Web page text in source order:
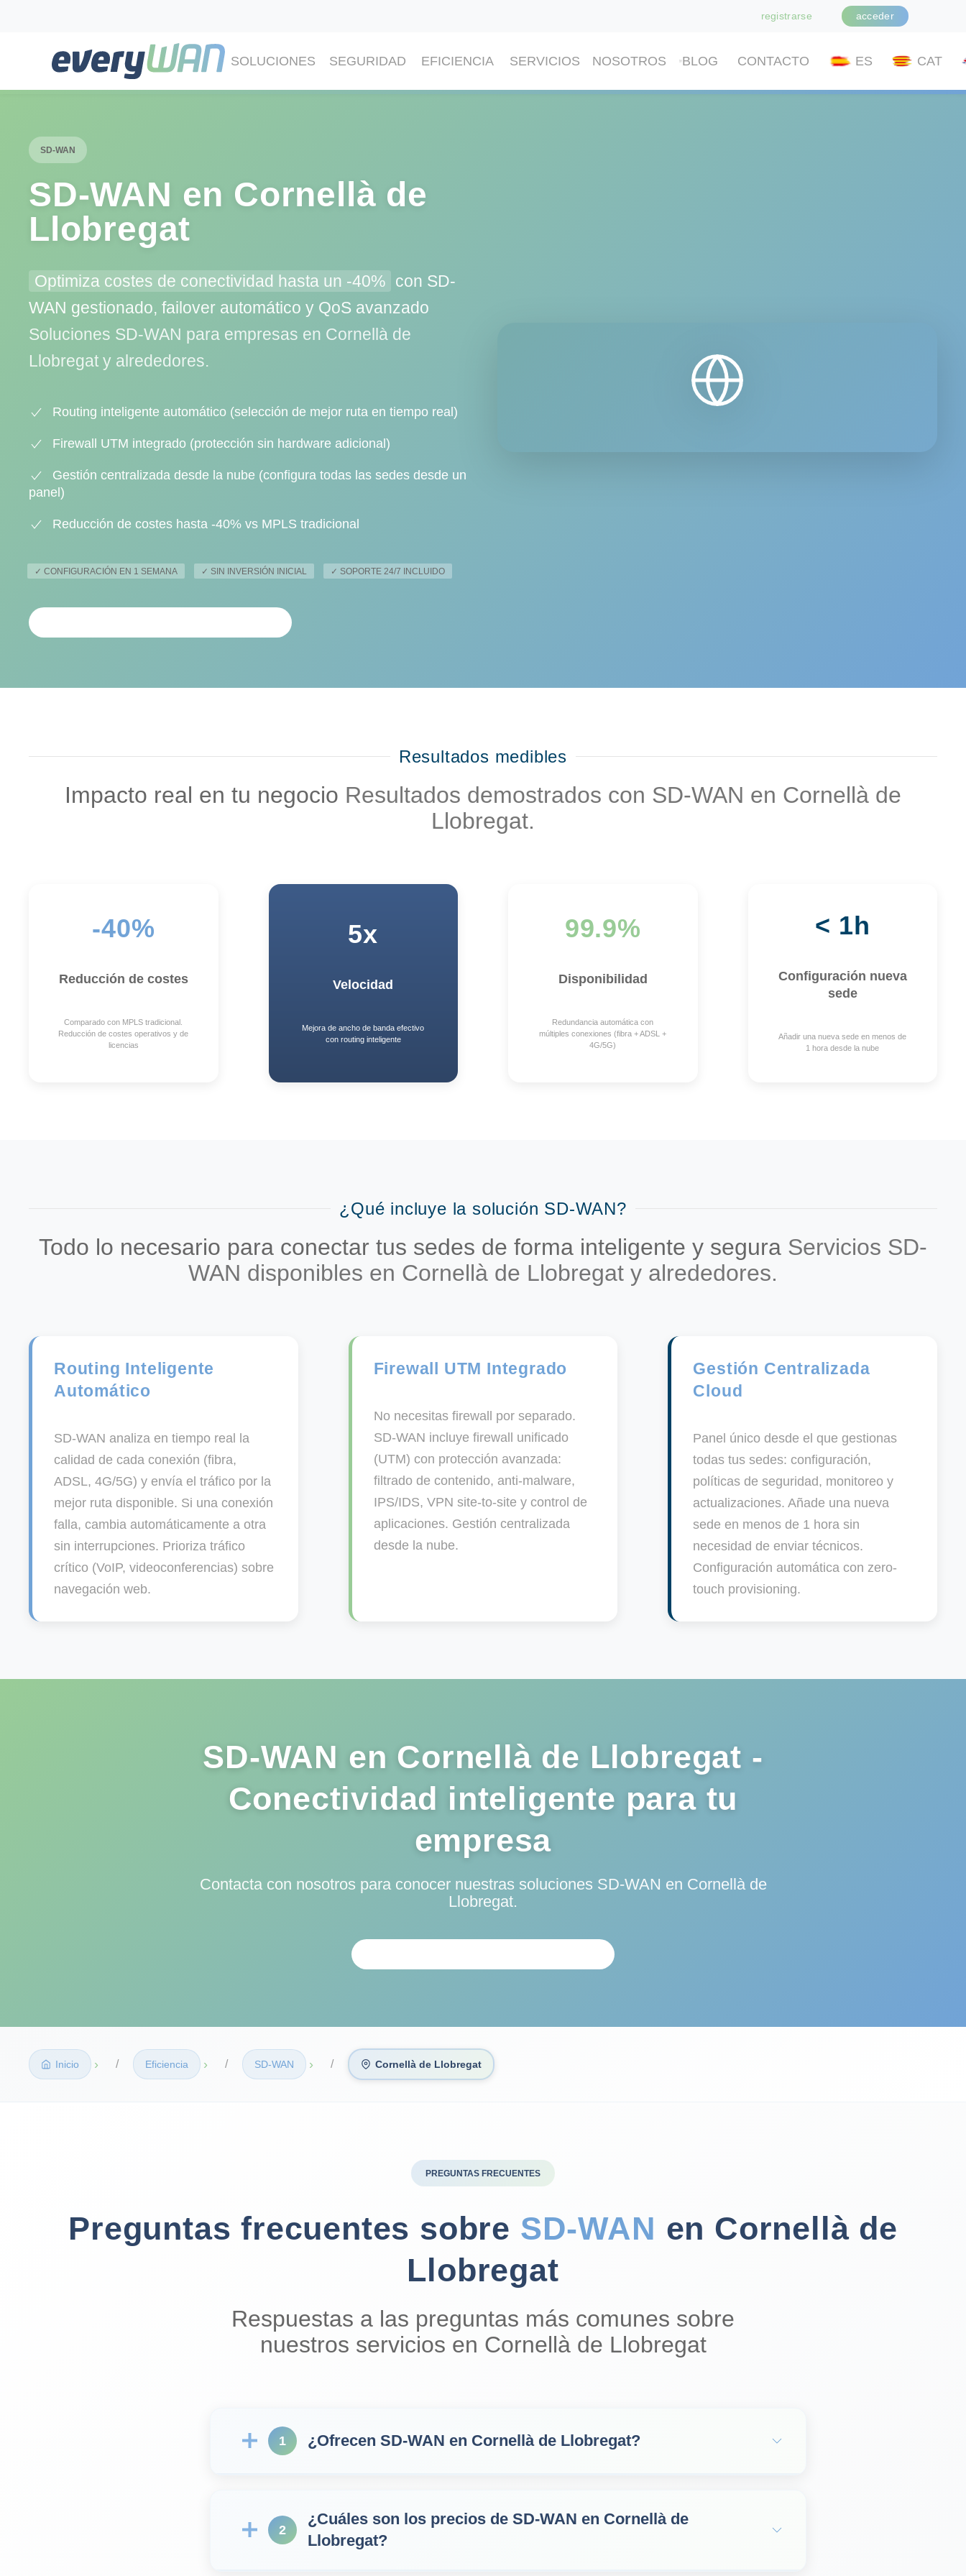
registrarse acceder
SOLUCIONES SEGURIDAD EFICIENCIA SERVICIOS NOSOTROS BLOG CONTACTO ES CAT
SD-WAN
SD‑WAN en Cornellà de
Llobregat
Optimiza costes de conectividad hasta un -40% con SD-
WAN gestionado, failover automático y QoS avanzado
Soluciones SD-WAN para empresas en Cornellà de
Llobregat y alrededores.
Routing inteligente automático (selección de mejor ruta en tiempo real)
Firewall UTM integrado (protección sin hardware adicional)
Gestión centralizada desde la nube (configura todas las sedes desde un
panel)
Reducción de costes hasta -40% vs MPLS tradicional
✓ CONFIGURACIÓN EN 1 SEMANA ✓ SIN INVERSIÓN INICIAL ✓ SOPORTE 24/7 INCLUIDO
Resultados medibles
Impacto real en tu negocio Resultados demostrados con SD-WAN en Cornellà de
Llobregat.
-40%
Reducción de costes
Comparado con MPLS tradicional.
Reducción de costes operativos y de
licencias
5x
Velocidad
Mejora de ancho de banda efectivo
con routing inteligente
99.9%
Disponibilidad
Redundancia automática con
múltiples conexiones (fibra + ADSL +
4G/5G)
< 1h
Configuración nueva
sede
Añadir una nueva sede en menos de
1 hora desde la nube
¿Qué incluye la solución SD-WAN?
Todo lo necesario para conectar tus sedes de forma inteligente y segura Servicios SD-
WAN disponibles en Cornellà de Llobregat y alrededores.
Routing Inteligente
Automático
SD-WAN analiza en tiempo real la
calidad de cada conexión (fibra,
ADSL, 4G/5G) y envía el tráfico por la
mejor ruta disponible. Si una conexión
falla, cambia automáticamente a otra
sin interrupciones. Prioriza tráfico
crítico (VoIP, videoconferencias) sobre
navegación web.
Firewall UTM Integrado
No necesitas firewall por separado.
SD-WAN incluye firewall unificado
(UTM) con protección avanzada:
filtrado de contenido, anti-malware,
IPS/IDS, VPN site-to-site y control de
aplicaciones. Gestión centralizada
desde la nube.
Gestión Centralizada
Cloud
Panel único desde el que gestionas
todas tus sedes: configuración,
políticas de seguridad, monitoreo y
actualizaciones. Añade una nueva
sede en menos de 1 hora sin
necesidad de enviar técnicos.
Configuración automática con zero-
touch provisioning.
SD-WAN en Cornellà de Llobregat -
Conectividad inteligente para tu
empresa
Contacta con nosotros para conocer nuestras soluciones SD-WAN en Cornellà de
Llobregat.
Inicio › Eficiencia › SD‑WAN › Cornellà de Llobregat
PREGUNTAS FRECUENTES
Preguntas frecuentes sobre SD‑WAN en Cornellà de
Llobregat
Respuestas a las preguntas más comunes sobre
nuestros servicios en Cornellà de Llobregat
1 ¿Ofrecen SD‑WAN en Cornellà de Llobregat?
2
¿Cuáles son los precios de SD‑WAN en Cornellà de
Llobregat?